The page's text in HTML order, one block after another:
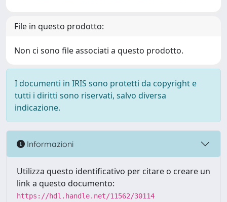
File in questo prodotto:
Non ci sono file associati a questo prodotto.
I documenti in IRIS sono protetti da copyright e
tutti i diritti sono riservati, salvo diversa
indicazione.
Informazioni
Utilizza questo identificativo per citare o creare un
link a questo documento:
https://hdl.handle.net/11562/30114